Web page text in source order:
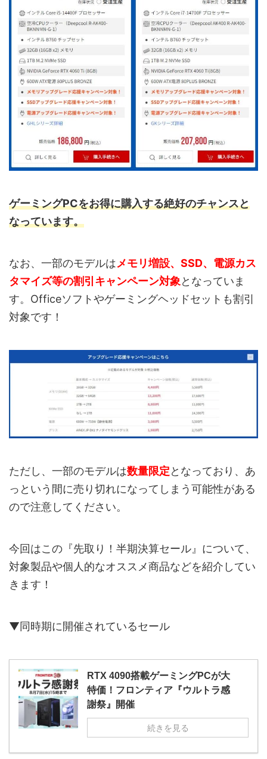
ゲーミングPCをお得に購入する絶好のチャンスと
なっています。
なお、一部のモデルはメモリ増設、SSD、電源カス
タマイズ等の割引キャンペーン対象となっていま
す。Officeソフトやゲーミングヘッドセットも割引
対象です！
ただし、一部のモデルは数量限定となっており、あ
っという間に売り切れになってしまう可能性がある
ので注意してください。
今回はこの『先取り！半期決算セール』について、
対象製品や個人的なオススメ商品などを紹介してい
きます！
▼同時期に開催されているセール
RTX 4090搭載ゲーミングPCが大
特価！フロンティア『ウルトラ感
謝祭』開催
続きを見る